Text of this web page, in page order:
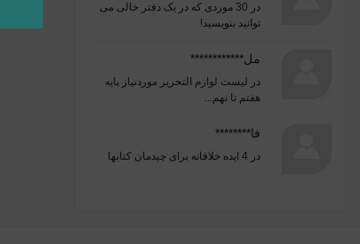
در
30 موردی که در یک دفتر خالی می
توانید بنویسید!
مل************
در لیست لوازم التحریر موردنیاز پایه
هفتم تا نهم...
فا********
در 4 ایده خلاقانه برای چیدمان کتابها